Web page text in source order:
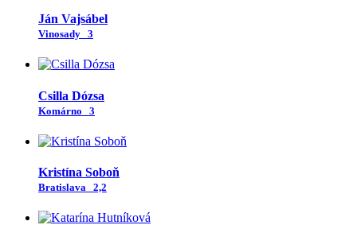
Ján Vajsábel
Vinosady 3
Csilla Dózsa
Komárno 3
Kristína Soboň
Bratislava 2,2